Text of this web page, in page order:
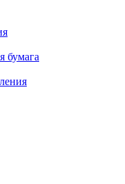
бумага